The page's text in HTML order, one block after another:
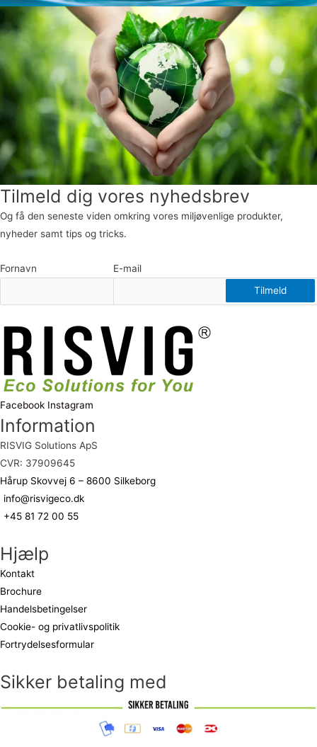
Tilmeld dig vores nyhedsbrev
Og få den seneste viden omkring vores miljøvenlige produkter,
nyheder samt tips og tricks.
Fornavn E-mail
Facebook Instagram
Information
RISVIG Solutions ApS
CVR: 37909645
Hårup Skovvej 6 – 8600 Silkeborg
info@risvigeco.dk
+45 81 72 00 55
Hjælp
Kontakt
Brochure
Handelsbetingelser
Cookie- og privatlivspolitik
Fortrydelsesformular
Sikker betaling med